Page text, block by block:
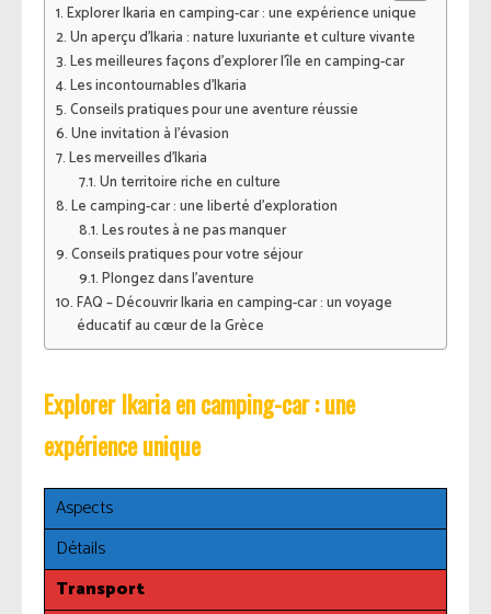
Explorer Ikaria en camping-car : une expérience unique
Un aperçu d’Ikaria : nature luxuriante et culture vivante
Les meilleures façons d’explorer l’île en camping-car
Les incontournables d’Ikaria
Conseils pratiques pour une aventure réussie
Une invitation à l’évasion
Les merveilles d’Ikaria
Un territoire riche en culture
Le camping-car : une liberté d’exploration
Les routes à ne pas manquer
Conseils pratiques pour votre séjour
Plongez dans l’aventure
FAQ – Découvrir Ikaria en camping-car : un voyage
éducatif au cœur de la Grèce
Explorer Ikaria en camping-car : une
expérience unique
Aspects
Détails
Transport